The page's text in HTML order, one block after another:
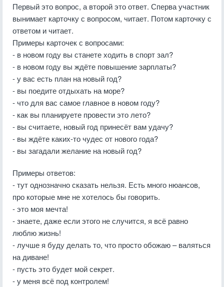
Первый это вопрос, а второй это ответ. Сперва участник
вынимает карточку с вопросом, читает. Потом карточку с
ответом и читает.
Примеры карточек с вопросами:
- в новом году вы станете ходить в спорт зал?
- в новом году вы ждёте повышение зарплаты?
- у вас есть план на новый год?
- вы поедите отдыхать на море?
- что для вас самое главное в новом году?
- как вы планируете провести это лето?
- вы считаете, новый год принесёт вам удачу?
- вы ждёте каких-то чудес от нового года?
- вы загадали желание на новый год?
Примеры ответов:
- тут однозначно сказать нельзя. Есть много нюансов,
про которые мне не хотелось бы говорить.
- это моя мечта!
- знаете, даже если этого не случится, я всё равно
люблю жизнь!
- лучше я буду делать то, что просто обожаю – валяться
на диване!
- пусть это будет мой секрет.
- у меня всё под контролем!